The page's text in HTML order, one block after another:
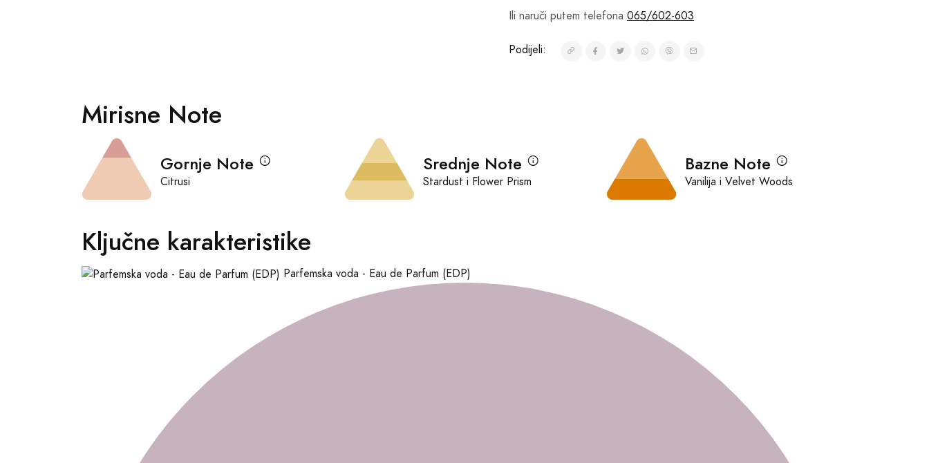
Ili naruči putem telefona 065/602-603
Podijeli:
Mirisne Note
Gornje Note
Citrusi
Srednje Note
Stardust i Flower Prism
Bazne Note
Vanilija i Velvet Woods
Ključne karakteristike
Parfemska voda - Eau de Parfum (EDP)